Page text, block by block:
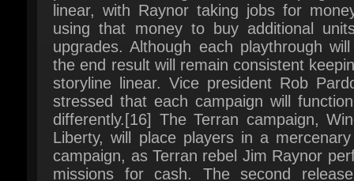
the end result will remain consistent
storyline linear. Vice president Rob
stressed that each campaign will function
differently.[16] The Terran campaign,
Liberty, will place players in a mercenary
campaign, as Terran rebel Jim Raynor
missions for cash. The second
Zerg campaign Heart of the Swarm, will
RPG elements. The player will level
Queen of Blades, Kerrigan,